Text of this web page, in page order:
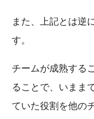
また、上記とは逆
す。
チームが成熟する
ることで、いまま
ていた役割を他の